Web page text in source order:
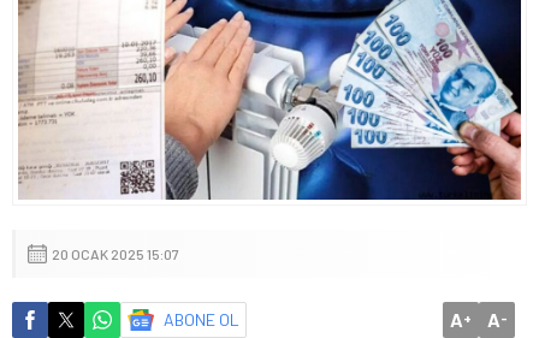
20 OCAK 2025 15:07
ABONE OL A+ A-